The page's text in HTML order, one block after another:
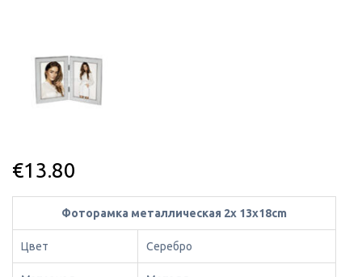
€13.80
Фоторамка металлическая 2х 13х18cm
Цвет Серебро